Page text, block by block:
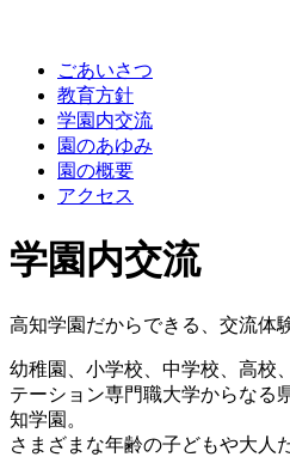
ごあいさつ
教育方針
学園内交流
園のあゆみ
園の概要
アクセス
学園内交流
高知学園だからできる、交流体験
幼稚園、小学校、中学校、高校
テーション専門職大学からなる
知学園。
さまざまな年齢の子どもや大人